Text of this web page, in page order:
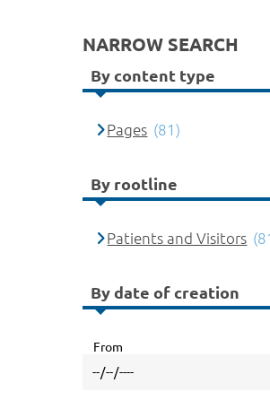
NARROW SEARCH
By content type
Pages (81)
By rootline
Patients and Visitors
By date of creation
From